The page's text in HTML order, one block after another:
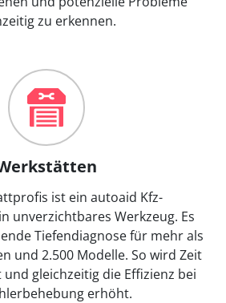
zu erkennen.
ist ein autoaid Kfz-
unverzichtbares Werkzeug. Es
Tiefendiagnose für mehr als
und 2.500 Modelle. So wird Zeit
gleichzeitig die Effizienz bei
erhöht.